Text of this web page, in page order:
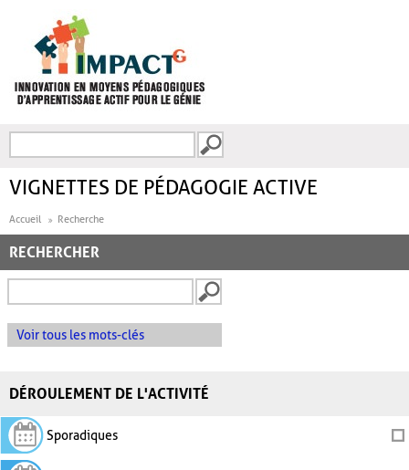
FORMULAIRE DE
VIGNETTES DE PÉDAGOGIE ACTIVE
Accueil Recherche
RECHERCHER
Voir tous les mots-clés
DÉROULEMENT DE L'ACTIVITÉ
Sporadiques